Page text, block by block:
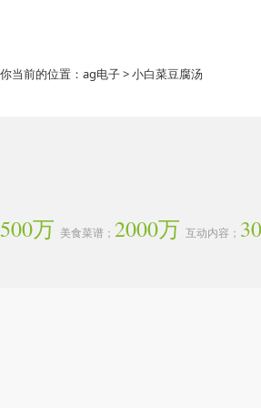
你当前的位置： ag电子> 小白菜豆腐汤
500万 美食菜谱； 2000万 互动内容；